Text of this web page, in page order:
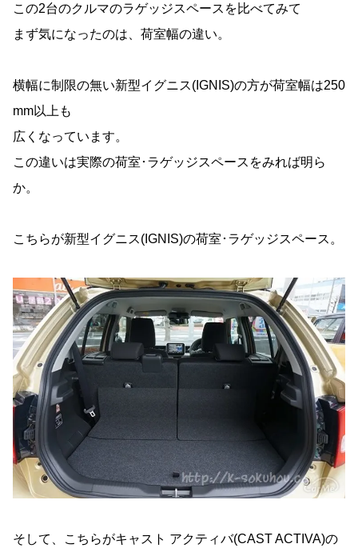
この2台のクルマのラゲッジスペースを比べてみて
まず気になったのは、荷室幅の違い。
横幅に制限の無い新型イグニス(IGNIS)の方が荷室幅は250
mm以上も
広くなっています。
この違いは実際の荷室･ラゲッジスペースをみれば明ら
か。
こちらが新型イグニス(IGNIS)の荷室･ラゲッジスペース。
そして、こちらがキャスト アクティバ(CAST ACTIVA)の